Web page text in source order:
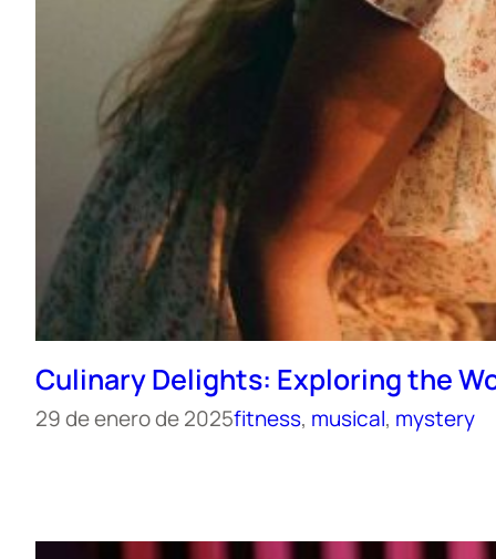
Culinary Delights: Exploring the
29 de enero de 2025fitness, musical, mystery